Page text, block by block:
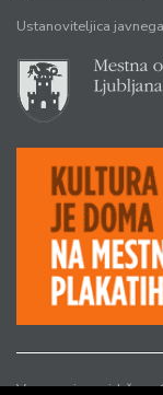
Ustanoviteljica
Vse pravice